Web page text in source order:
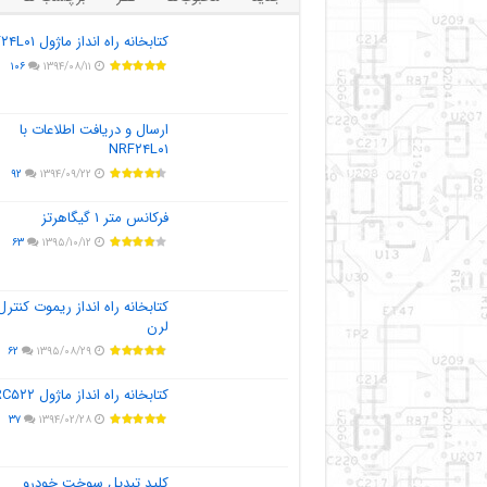
کتابخانه راه انداز ماژول NRF۲۴L۰۱
۱۳۹۴/۰۸/۱۱ ۱۰۶
ارسال و دریافت اطلاعات با
NRF۲۴L۰۱
۱۳۹۴/۰۹/۲۲ ۹۲
فرکانس متر ۱ گیگاهرتز
۱۳۹۵/۱۰/۱۲ ۶۳
کتابخانه راه انداز ریموت
لرن
۱۳۹۵/۰۸/۲۹ ۶۲
کتابخانه راه انداز ماژول MFRC۵۲۲
۱۳۹۴/۰۲/۲۸ ۳۷